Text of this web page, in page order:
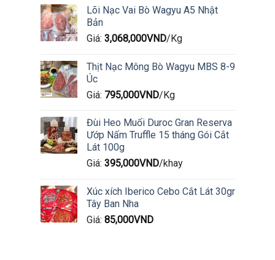
Lõi Nạc Vai Bò Wagyu A5 Nhật
Bản
Giá: 3,068,000VND/Kg
Thịt Nạc Mông Bò Wagyu MBS 8-9
Úc
Giá: 795,000VND/Kg
Đùi Heo Muối Duroc Gran Reserva
Ướp Nấm Truffle 15 tháng Gói Cắt
Lát 100g
Giá: 395,000VND/khay
Xúc xích Iberico Cebo Cắt Lát 30gr
Tây Ban Nha
Giá: 85,000VND